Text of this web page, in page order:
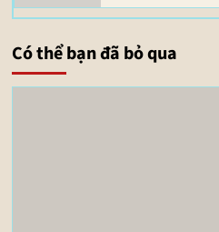
Có thể bạn đã bỏ qua